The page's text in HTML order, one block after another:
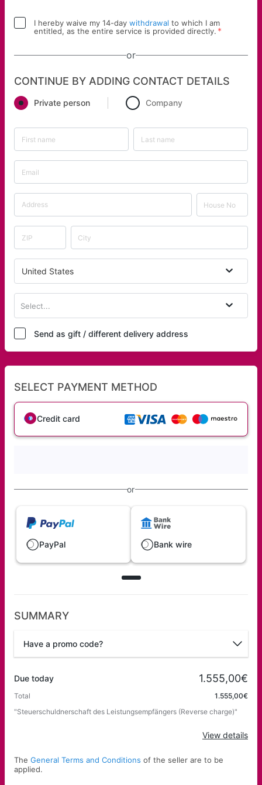
I hereby waive my 14-day withdrawal to which I am
entitled, as the entire service is provided directly. *
or
CONTINUE BY ADDING CONTACT DETAILS
Private person Company
United States
Select...
Send as gift / different delivery address
SELECT PAYMENT METHOD
Credit card
or
PayPal Bank wire
SUMMARY
Have a promo code?
Apply
Due today 1.555,00€
Total
1.555,00€
"Steuerschuldnerschaft des Leistungsempfängers (Reverse charge)"
View details
The General Terms and Conditions of the seller are to be
applied.